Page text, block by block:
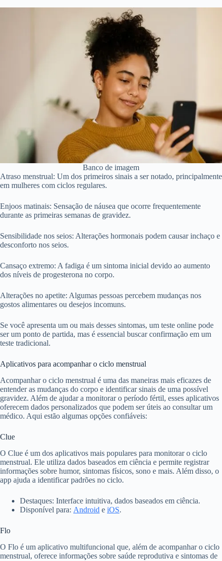
Banco de imagem
Atraso menstrual: Um dos primeiros sinais a ser notado, principalmente
em mulheres com ciclos regulares.
Enjoos matinais: Sensação de náusea que ocorre frequentemente
durante as primeiras semanas de gravidez.
Sensibilidade nos seios: Alterações hormonais podem causar inchaço e
desconforto nos seios.
Cansaço extremo: A fadiga é um sintoma inicial devido ao aumento
dos níveis de progesterona no corpo.
Alterações no apetite: Algumas pessoas percebem mudanças nos
gostos alimentares ou desejos incomuns.
Se você apresenta um ou mais desses sintomas, um teste online pode
ser um ponto de partida, mas é essencial buscar confirmação em um
teste tradicional.
Aplicativos para acompanhar o ciclo menstrual
Acompanhar o ciclo menstrual é uma das maneiras mais eficazes de
entender as mudanças do corpo e identificar sinais de uma possível
gravidez. Além de ajudar a monitorar o período fértil, esses aplicativos
oferecem dados personalizados que podem ser úteis ao consultar um
médico. Aqui estão algumas opções confiáveis:
Clue
O Clue é um dos aplicativos mais populares para monitorar o ciclo
menstrual. Ele utiliza dados baseados em ciência e permite registrar
informações sobre humor, sintomas físicos, sono e mais. Além disso, o
app ajuda a identificar padrões no ciclo.
Destaques: Interface intuitiva, dados baseados em ciência.
Disponível para: Android e iOS.
Flo
O Flo é um aplicativo multifuncional que, além de acompanhar o ciclo
menstrual, oferece informações sobre saúde reprodutiva e sintomas de